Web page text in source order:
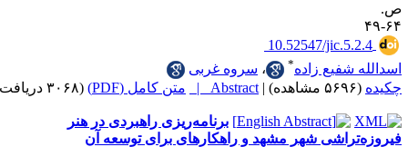
10.52547/
زاده* ، سروه غربی
|
Abstract | متن کامل (PDF) (۳۰۶۸ دریافت)
برنامه‌ریزی راهبردی در هنر
شهر مشهد و راهکارهای برای توسعه آن